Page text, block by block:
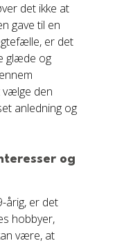
det ikke at
gave til en
er det
glæde og
vælge den
anledning og
og
årig, er det
hobbyer,
være, at